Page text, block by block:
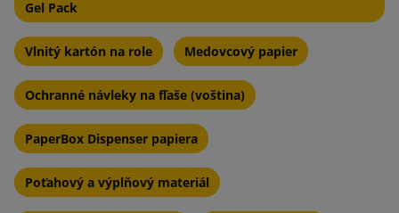
Gel Pack
Vlnitý kartón na role Medovcový papier
Ochranné návleky na fľaše (voština)
PaperBox Dispenser papiera
Poťahový a výplňový materiál